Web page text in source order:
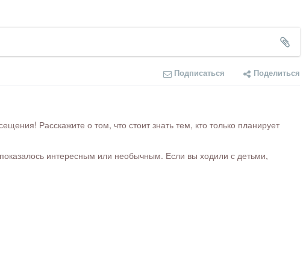
Подписаться Поделиться
Расскажите о том, что стоит знать тем, кто только планирует
интересным или необычным. Если вы ходили с детьми,